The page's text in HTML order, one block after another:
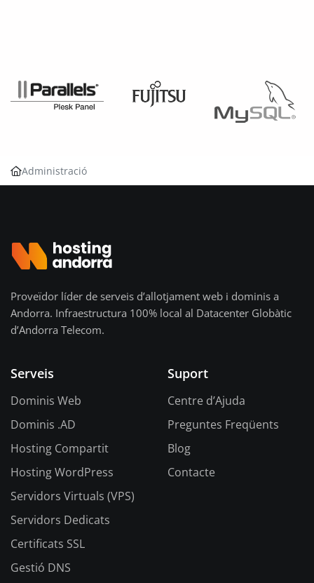
Administració
Proveïdor líder de serveis d’allotjament web i dominis a
Andorra. Infraestructura 100% local al Datacenter Globàtic
d’Andorra Telecom.
Serveis
Dominis Web
Dominis .AD
Hosting Compartit
Hosting WordPress
Servidors Virtuals (VPS)
Servidors Dedicats
Certificats SSL
Gestió DNS
Suport
Centre d’Ajuda
Preguntes Freqüents
Blog
Contacte